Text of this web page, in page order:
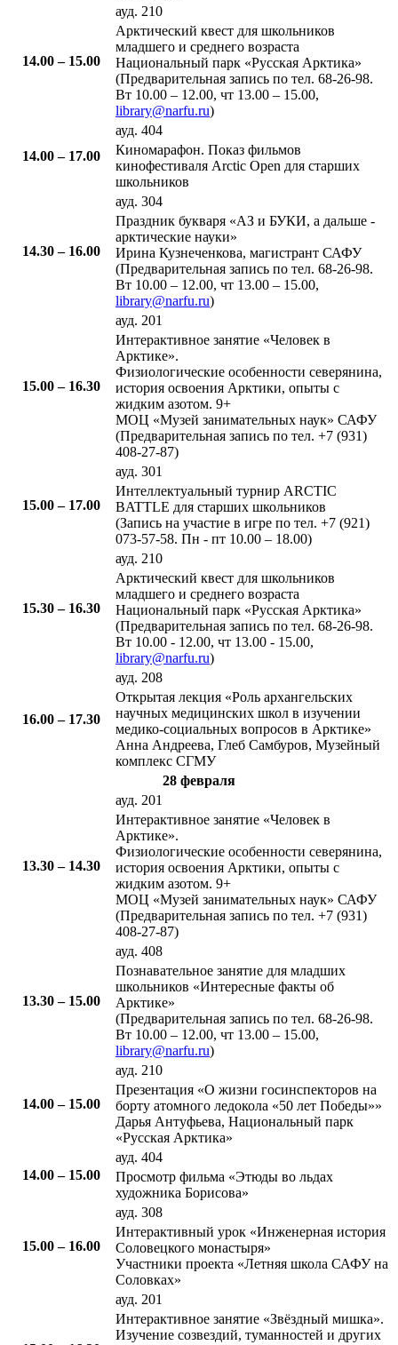
14.00 – 15.00
ауд. 210
​Арктический квест для школьников
младшего и среднего возраста
Национальный парк «Русская Арктика»
(Предварительная запись по тел. 68-26-98.
Вт 10.00 – 12.00, чт 13.00 – 15.00,
library@narfu.ru)
14.00 – 17.00
ауд. 404
​Киномарафон. Показ фильмов
кинофестиваля Arctic Open для старших
школьников
14.30 – 16.00​​
ауд. 304
​Праздник букваря «АЗ и БУКИ, а дальше -
арктические науки»
Ирина Кузнеченкова, магистрант САФУ
(Предварительная запись по тел. 68-26-98.
Вт 10.00 – 12.00, чт 13.00 – 15.00,
library@narfu.ru)
15.00 – 16.30
ауд. 201
​Интерактивное занятие «Человек в
Арктике».
Физиологические особенности северянина,
история освоения Арктики, опыты с
жидким азотом. 9+
МОЦ «Музей занимательных наук» САФУ
(Предварительная запись по тел. +7 (931)
408-27-87)
15.00 – 17.00​
ауд. 301
​Интеллектуальный турнир ARCTIC
BATTLE для старших школьников
(Запись на участие в игре по тел. +7 (921)
073-57-58. Пн - пт 10.00 – 18.00)
15.30 – 16.30​
ауд. 210
​Арктический квест для школьников
младшего и среднего возраста
Национальный парк «Русская Арктика»
(Предварительная запись по тел. 68-26-98.
Вт 10.00 - 12.00, чт 13.00 - 15.00,
library@narfu.ru)
16.00 – 17.30
ауд. 208
​Открытая лекция «Роль архангельских
научных медицинских школ в изучении
медико-социальных вопросов в Арктике»
Анна Андреева, Глеб Самбуров, Музейный
комплекс СГМУ
28 февраля
13.30 – 14.30​
ауд. 201
​Интерактивное занятие «Человек в
Арктике».
Физиологические особенности северянина,
история освоения Арктики, опыты с
жидким азотом. 9+
МОЦ «Музей занимательных наук» САФУ
(Предварительная запись по тел. +7 (931)
408-27-87)
13.30 – 15.00​
ауд. 408
​Познавательное занятие для младших
школьников «Интересные факты об
Арктике»
(Предварительная запись по тел. 68-26-98.
Вт 10.00 – 12.00, чт 13.00 – 15.00,
library@narfu.ru)
14.00 – 15.00​
ауд. 210
​Презентация «О жизни госинспекторов на
борту атомного ледокола «50 лет Победы»»
Дарья Антуфьева, Национальный парк
«Русская Арктика»
14.00 – 15.00​
ауд. 404
​Просмотр фильма «Этюды во льдах
художника Борисова»
15.00 – 16.00​
ауд. 308
​Интерактивный урок «Инженерная история
Соловецкого монастыря»
Участники проекта «Летняя школа САФУ на
Соловках»
ауд. 201
​Интерактивное занятие «Звёздный мишка».
Изучение созвездий, туманностей и других